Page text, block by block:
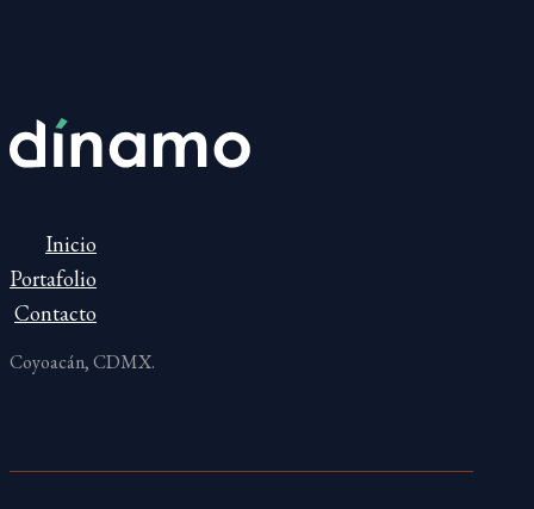
Inicio
Portafolio
Contacto
Coyoacán, CDMX.